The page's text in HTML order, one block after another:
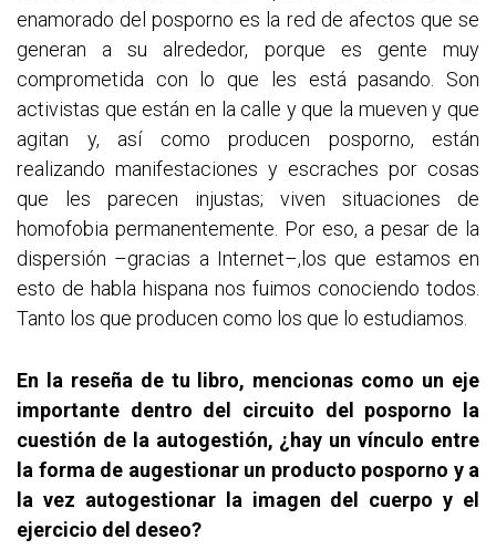
enamorado del posporno es la red de afectos que se
generan a su alrededor, porque es gente muy
comprometida con lo que les está pasando. Son
activistas que están en la calle y que la mueven y que
agitan y, así como producen posporno, están
realizando manifestaciones y escraches por cosas
que les parecen injustas; viven situaciones de
homofobia permanentemente. Por eso, a pesar de la
dispersión –gracias a Internet–,los que estamos en
esto de habla hispana nos fuimos conociendo todos.
Tanto los que producen como los que lo estudiamos.
En la reseña de tu libro, mencionas como un eje
importante dentro del circuito del posporno la
cuestión de la autogestión, ¿hay un vínculo entre
la forma de augestionar un producto posporno y a
la vez autogestionar la imagen del cuerpo y el
ejercicio del deseo?